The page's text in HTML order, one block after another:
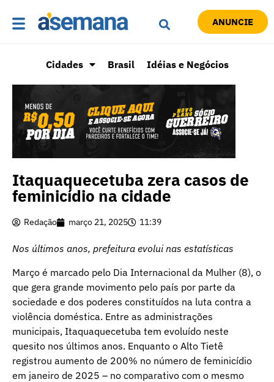
ANUNCIE
Cidades Brasil Idéias e Negócios
Itaquaquecetuba zera casos de
feminicídio na cidade
Redação março 21, 2025 11:39
Nos últimos anos, prefeitura evolui nas estatísticas
Março é marcado pelo Dia Internacional da Mulher (8), o
que gera grande movimento pelo país por parte da
sociedade e dos poderes constituídos na luta contra a
violência doméstica. Entre as administrações
municipais, Itaquaquecetuba tem evoluído neste
quesito nos últimos anos. Enquanto o Alto Tietê
registrou aumento de 200% no número de feminicídio
em janeiro de 2025 – no comparativo com o mesmo